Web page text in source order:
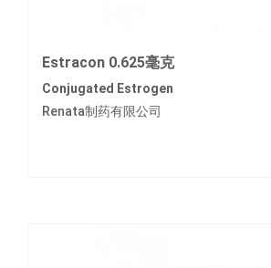
Estracon 0.625毫克
Conjugated Estrogen
Renata制药有限公司